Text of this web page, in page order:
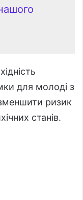
для молоді з
ризик
станів.